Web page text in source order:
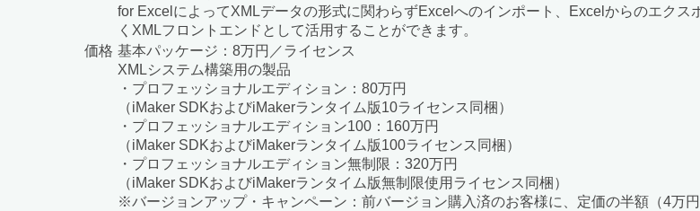
for ExcelによってXMLデータの形式に関わらずExcelへのインポート、Excelからのエク
くXMLフロントエンドとして活用することができます。
価格 基本パッケージ：8万円／ライセンス
XMLシステム構築用の製品
・プロフェッショナルエディション：80万円
（iMaker SDKおよびiMakerランタイム版10ライセンス同梱）
・プロフェッショナルエディション100：160万円
（iMaker SDKおよびiMakerランタイム版100ライセンス同梱）
・プロフェッショナルエディション無制限：320万円
（iMaker SDKおよびiMakerランタイム版無制限使用ライセンス同梱）
※バージョンアップ・キャンペーン：前バージョン購入済のお客様に、定価の半額（4万